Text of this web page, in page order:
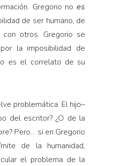
Gregorio noes
de ser humano, de
con otros. Gregorio se
la imposibilidad de
es el correlato de su
problemática. El hijo–
del escritor? ¿O de la
Pero… si en Gregorio
de la humanidad,
el problema de la